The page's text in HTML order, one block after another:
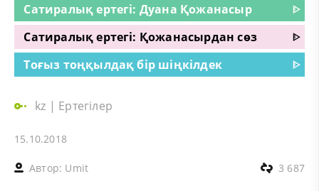
Сатиралық ертегі: Дуана Қожанасыр
ᐈ
Сатиралық ертегі: Қожанасырдан сөз
ᐈ
Тоғыз тоңқылдақ бір шіңкілдек
ᐈ
kz | Ертегілер
15.10.2018
Автор: Umit 3 687